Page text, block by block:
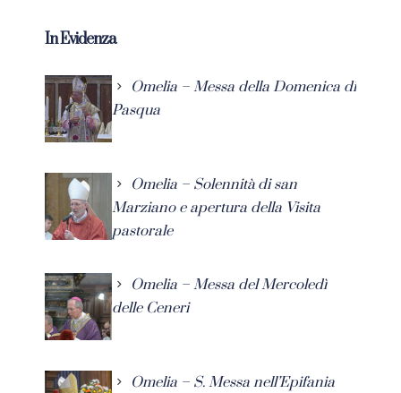
In Evidenza
Omelia – Messa della Domenica di
Pasqua
Omelia – Solennità di san
Marziano e apertura della Visita
pastorale
Omelia – Messa del Mercoledì
delle Ceneri
Omelia – S. Messa nell’Epifania